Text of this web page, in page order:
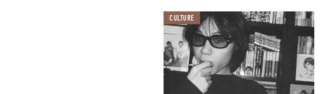
Z世代って？……1990年代中盤以降に生まれた世代。ジェネレーションZとかGenZって呼ば
CULTURE